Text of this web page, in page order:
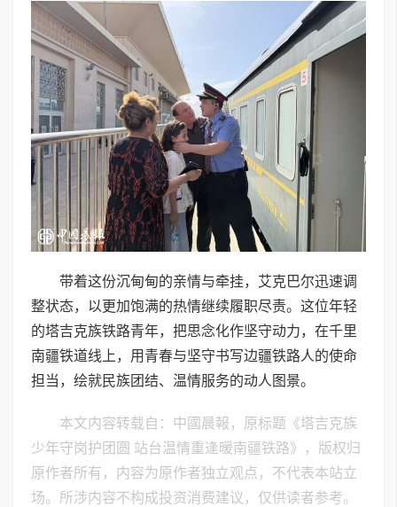
带着这份沉甸甸的亲情与牵挂，艾克巴尔迅速调
整状态，以更加饱满的热情继续履职尽责。这位年轻
的塔吉克族铁路青年，把思念化作坚守动力，在千里
南疆铁道线上，用青春与坚守书写边疆铁路人的使命
担当，绘就民族团结、温情服务的动人图景。
本文内容转载自：中國晨報，原标题《塔吉克族
少年守岗护团圆 站台温情重逢暖南疆铁路》，版权归
原作者所有，内容为原作者独立观点，不代表本站立
场。所涉内容不构成投资消费建议，仅供读者参考。